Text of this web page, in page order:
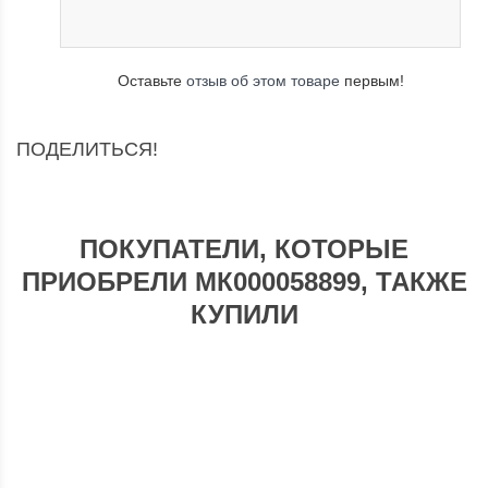
Оставьте отзыв об этом товарепервым!
ПОДЕЛИТЬСЯ!
ПОКУПАТЕЛИ, КОТОРЫЕ
ПРИОБРЕЛИ МК000058899, ТАКЖЕ
КУПИЛИ